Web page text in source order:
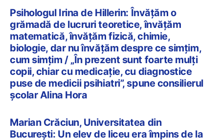
Psihologul Irina de Hillerin: Învățăm o
grămadă de lucruri teoretice, învățăm
matematică, învățăm fizică, chimie,
biologie, dar nu învățăm despre ce simțim,
cum simțim / „În prezent sunt foarte mulți
copii, chiar cu medicație, cu diagnostice
puse de medicii psihiatri”, spune consilierul
școlar Alina Hora
Marian Crăciun, Universitatea din
București: Un elev de liceu era împins de la